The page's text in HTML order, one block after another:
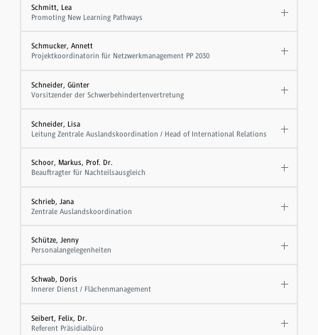
Schmitt, Lea
Promoting New Learning Pathways
Schmucker, Annett
Projektkoordinatorin für Netzwerkmanagement PP 2030
Schneider, Günter
Vorsitzender der Schwerbehindertenvertretung
Schneider, Lisa
Leitung Zentrale Auslandskoordination / Head of International Relations
Schoor, Markus, Prof. Dr.
Beauftragter für Nachteilsausgleich
Schrieb, Jana
Zentrale Auslandskoordination
Schütze, Jenny
Personalangelegenheiten
Schwab, Doris
Innerer Dienst / Flächenmanagement
Seibert, Felix, Dr.
Referent Präsidialbüro